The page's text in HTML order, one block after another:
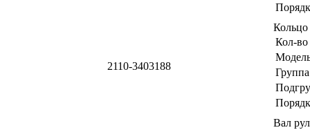
2110-3403188
Кол-
Группа
Вал